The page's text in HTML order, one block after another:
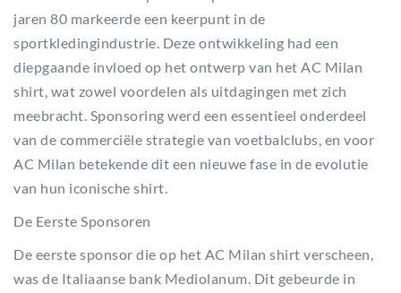
jaren 80 markeerde een keerpunt in de
sportkledingindustrie. Deze ontwikkeling had een
diepgaande invloed op het ontwerp van het AC Milan
shirt, wat zowel voordelen als uitdagingen met zich
meebracht. Sponsoring werd een essentieel onderdeel
van de commerciële strategie van voetbalclubs, en voor
AC Milan betekende dit een nieuwe fase in de evolutie
van hun iconische shirt.
De Eerste Sponsoren
De eerste sponsor die op het AC Milan shirt verscheen,
was de Italiaanse bank Mediolanum. Dit gebeurde in